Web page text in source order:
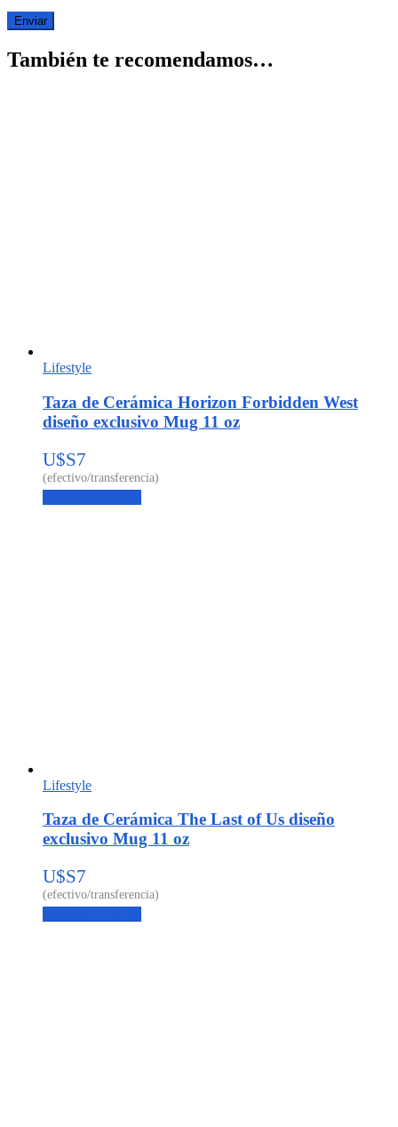
También te recomendamos…
Lifestyle
Taza de Cerámica Horizon Forbidden West
diseño exclusivo Mug 11 oz
U$S7
Lifestyle
Taza de Cerámica The Last of Us diseño
exclusivo Mug 11 oz
U$S7